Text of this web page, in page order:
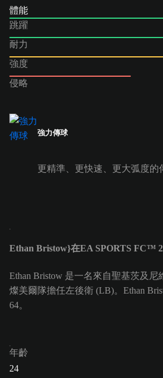
體能
跳躍
耐力
強度
侵略
強力傳球
更精準、更快速、更大弧度的
Ethan Bristow}在EA SPORTS FC™
Ethan Bristow 是一名來自聖基茨及
燦美爾隊擔任左後衛 (LB)。Ethan
64。
年齡
24